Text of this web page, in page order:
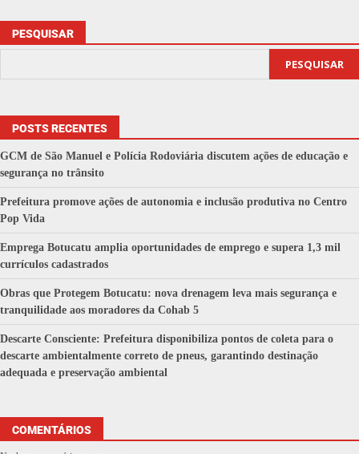
PESQUISAR
PESQUISAR
POSTS RECENTES
GCM de São Manuel e Polícia Rodoviária discutem ações de educação e
segurança no trânsito
Prefeitura promove ações de autonomia e inclusão produtiva no Centro
Pop Vida
Emprega Botucatu amplia oportunidades de emprego e supera 1,3 mil
currículos cadastrados
Obras que Protegem Botucatu: nova drenagem leva mais segurança e
tranquilidade aos moradores da Cohab 5
Descarte Consciente: Prefeitura disponibiliza pontos de coleta para o
descarte ambientalmente correto de pneus, garantindo destinação
adequada e preservação ambiental
COMENTÁRIOS